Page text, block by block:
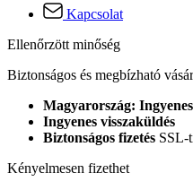
Kapcsolat
Ellenőrzött minőség
Biztonságos és megbízható
Magyarország:
Ingyenes visszaküldés
Biztonságos fizetés SSL-
Kényelmesen fizethet